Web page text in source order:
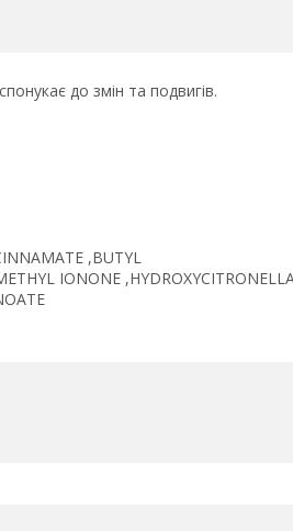
до змін та подвигів.
,BUTYL
IONONE